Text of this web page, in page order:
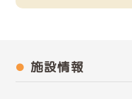
施設情報